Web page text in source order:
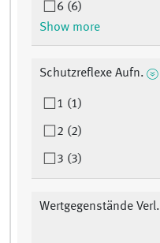
6 (6)
Show more
Schutzreflexe Aufn.
1 (1)
2 (2)
3 (3)
Wertgegenstände Verl.